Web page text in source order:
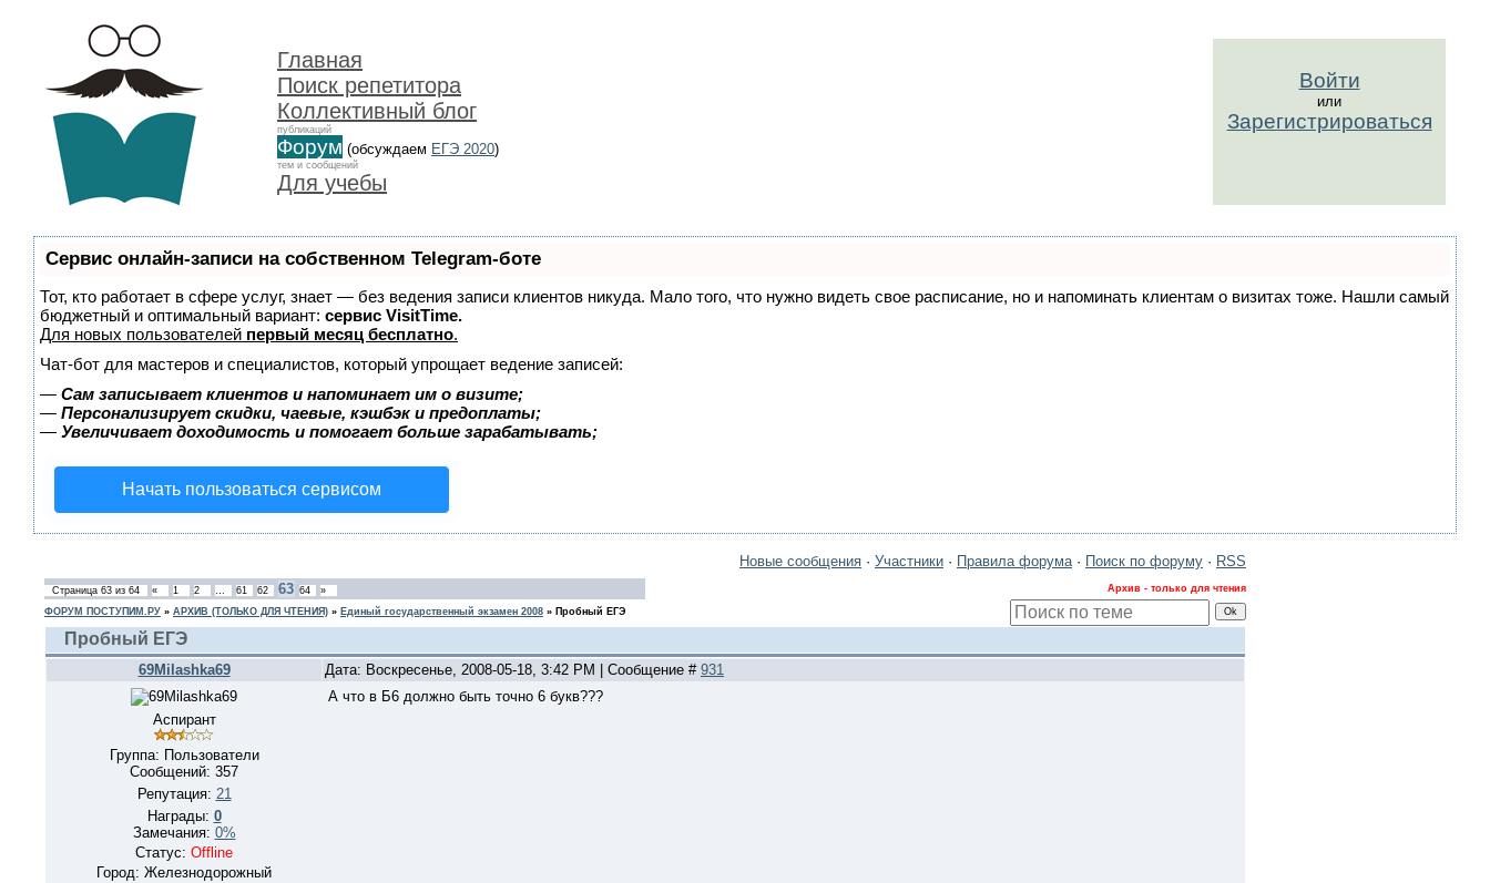
Главная
Поиск репетитора
Коллективный блог
публикаций
Форум (обсуждаем ЕГЭ 2020)
тем и сообщений
Для учебы
Войти
или
Зарегистрироваться
Сервис онлайн-записи на собственном Telegram-боте
Тот, кто работает в сфере услуг, знает — без ведения записи клиентов никуда. Мало того, что нужно видеть свое расписание, но и напоминать клиентам о визитах тоже. Нашли самый
бюджетный и оптимальный вариант: сервис VisitTime.
Для новых пользователей первый месяц бесплатно.
Чат-бот для мастеров и специалистов, который упрощает ведение записей:
— Сам записывает клиентов и напоминает им о визите;
— Персонализирует скидки, чаевые, кэшбэк и предоплаты;
— Увеличивает доходимость и помогает больше зарабатывать;
Начать пользоваться сервисом
Новые сообщения · Участники · Правила форума· Поиск по форуму · RSS
Страница 63 из 64 « 1 2 … 61 62 63 64 » Архив - только для чтения
ФОРУМ ПОСТУПИМ.РУ » АРХИВ (ТОЛЬКО ДЛЯ ЧТЕНИЯ) » Единый государственный экзамен 2008 » Пробный ЕГЭ
Пробный ЕГЭ
69Milashka69 Дата: Воскресенье, 2008-05-18, 3:42 PM | Сообщение # 931
Аспирант
Группа: Пользователи
Сообщений: 357
Репутация: 21
Награды: 0
Замечания: 0%
Статус: Offline
Город: Железнодорожный
А что в Б6 должно быть точно 6 букв???